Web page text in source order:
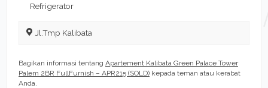
Refrigerator
Jl.Tmp Kalibata
Bagikan informasi tentang Apartement Kalibata Green Palace Tower
Palem 2BR FullFurnish – APR215 (SOLD) kepada teman atau kerabat
Anda.